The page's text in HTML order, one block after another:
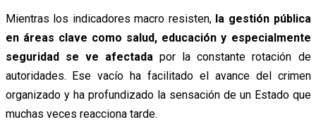
Mientras los indicadores macro resisten,la gestión pública
en áreas clave como salud, educación y especialmente
seguridad se ve afectada por la constante rotación de
autoridades. Ese vacío ha facilitado el avance del crimen
organizado y ha profundizado la sensación de un Estado que
muchas veces reacciona tarde.